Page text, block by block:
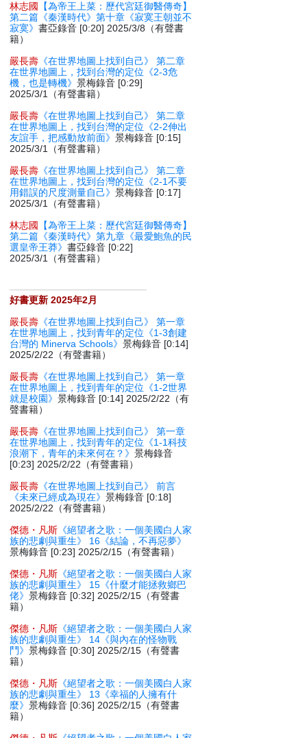
林志國
【為帝王上菜：歷代宮廷御醫傳奇】
第二篇《秦漢時代》第十章《寂寞王朝並不
寂寞》書亞錄音 [0:20] 2025/3/8（有聲書
籍）
嚴長壽 《在世界地圖上找到自己》 第二章
在世界地圖上，找到台灣的定位《2-3危
機，也是轉機》景梅錄音 [0:29]
2025/3/1（有聲書籍）
嚴長壽 《在世界地圖上找到自己》 第二章
在世界地圖上，找到台灣的定位《2-2伸出
友誼手，把感動放前面》景梅錄音 [0:15]
2025/3/1（有聲書籍）
嚴長壽 《在世界地圖上找到自己》 第二章
在世界地圖上，找到台灣的定位《2-1不要
用錯誤的尺度測量自己》景梅錄音 [0:17]
2025/3/1（有聲書籍）
林志國
【為帝王上菜：歷代宮廷御醫傳奇】
第二篇《秦漢時代》第九章《最愛鮑魚的民
選皇帝王莽》書亞錄音 [0:22]
2025/3/1（有聲書籍）
好書更新 2025年2月
嚴長壽 《在世界地圖上找到自己》 第一章
在世界地圖上，找到青年的定位《1-3創建
台灣的 Minerva Schools》景梅錄音 [0:14]
2025/2/22（有聲書籍）
嚴長壽 《在世界地圖上找到自己》 第一章
在世界地圖上，找到青年的定位《1-2世界
就是校園》景梅錄音 [0:14] 2025/2/22（有
聲書籍）
嚴長壽 《在世界地圖上找到自己》 第一章
在世界地圖上，找到青年的定位《1-1科技
浪潮下，青年的未來何在？》景梅錄音
[0:23] 2025/2/22（有聲書籍）
嚴長壽 《在世界地圖上找到自己》 前言
《未來已經成為現在》景梅錄音 [0:18]
2025/2/22（有聲書籍）
傑德・凡斯 《絕望者之歌：一個美國白人家
族的悲劇與重生》 16《結論，不再惡夢》
景梅錄音 [0:23] 2025/2/15（有聲書籍）
傑德・凡斯 《絕望者之歌：一個美國白人家
族的悲劇與重生》 15《什麼才能拯救鄉巴
佬》景梅錄音 [0:32] 2025/2/15（有聲書
籍）
傑德・凡斯 《絕望者之歌：一個美國白人家
族的悲劇與重生》 14《與內在的怪物戰
鬥》景梅錄音 [0:30] 2025/2/15（有聲書
籍）
傑德・凡斯 《絕望者之歌：一個美國白人家
族的悲劇與重生》 13《幸福的人擁有什
麼》景梅錄音 [0:36] 2025/2/15（有聲書
籍）